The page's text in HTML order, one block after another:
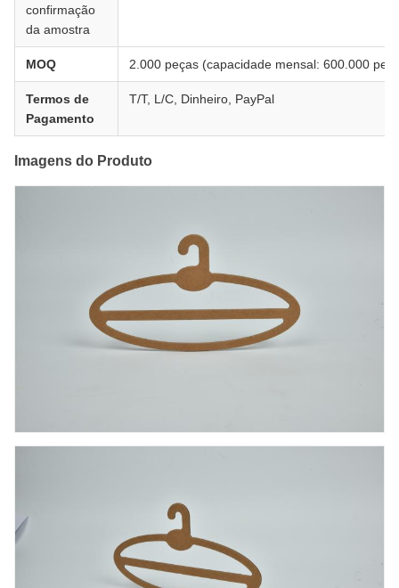
confirmação
da amostra
MOQ 2.000 peças (capacidade mensal: 600.000
Termos de
Pagamento
T/T, L/C, Dinheiro, PayPal
Imagens do Produto